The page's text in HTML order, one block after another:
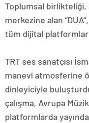
Toplumsal birlikteliği,
merkezine alan
tüm dijital
TRT ses sanatçısı
manevi atmosferine
dinleyiciyle
çalışma, Avrupa
platformlarda